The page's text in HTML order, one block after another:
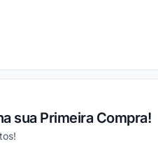
sua Primeira Compra!